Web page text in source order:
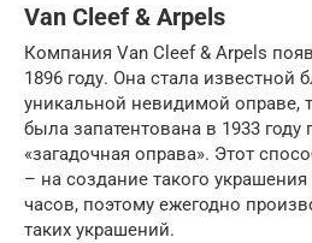
Van Cleef & Arpels
Компания Van Cleef & Arpels
1896 году. Она стала известной
уникальной невидимой оправе,
была запатентована в 1933 году
«загадочная оправа». Этот
– на создание такого
часов, поэтому ежегодно
таких украшений.